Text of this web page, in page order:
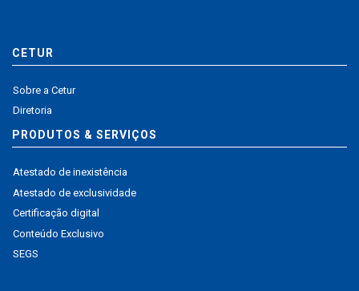
CETUR
Sobre a Cetur
Diretoria
PRODUTOS & SERVIÇOS
Atestado de inexistência
Atestado de exclusividade
Certificação digital
Conteúdo Exclusivo
SEGS